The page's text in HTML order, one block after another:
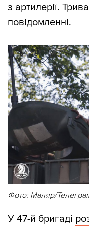
з артилерії.
повідомленні.
Фото: Маляр/
У 47-й бригаді